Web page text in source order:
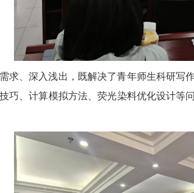
求、深入浅出，既解决了青年师生科研写
巧、计算模拟方法、荧光染料优化设计等